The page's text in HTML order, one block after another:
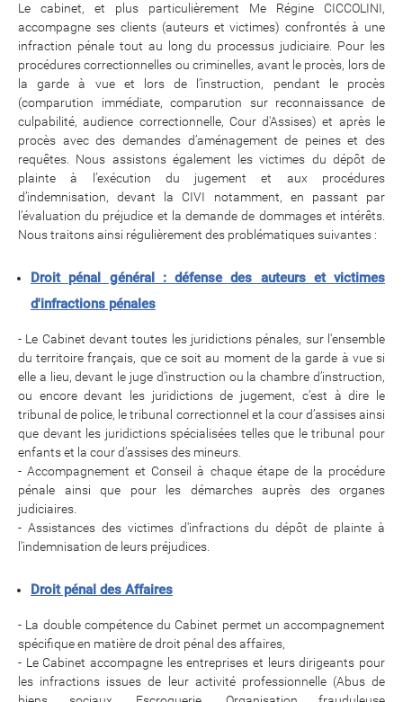
Le cabinet, et plus particulièrement Me Régine CICCOLINI,
accompagne ses clients (auteurs et victimes) confrontés à une
infraction pénale tout au long du processus judiciaire. Pour les
procédures correctionnelles ou criminelles, avant le procès, lors de
la garde à vue et lors de l’instruction, pendant le procès
(comparution immédiate, comparution sur reconnaissance de
culpabilité, audience correctionnelle, Cour d'Assises) et après le
procès avec des demandes d’aménagement de peines et des
requêtes. Nous assistons également les victimes du dépôt de
plainte à l’exécution du jugement et aux procédures
d’indemnisation, devant la CIVI notamment, en passant par
l’évaluation du préjudice et la demande de dommages et intérêts.
Nous traitons ainsi régulièrement des problématiques suivantes :
Droit pénal général : défense des auteurs et victimes
d'infractions pénales
- Le Cabinet devant toutes les juridictions pénales, sur l'ensemble
du territoire français, que ce soit au moment de la garde à vue si
elle a lieu, devant le juge d’instruction ou la chambre d’instruction,
ou encore devant les juridictions de jugement, c’est à dire le
tribunal de police, le tribunal correctionnel et la cour d’assises ainsi
que devant les juridictions spécialisées telles que le tribunal pour
enfants et la cour d’assises des mineurs.
- Accompagnement et Conseil à chaque étape de la procédure
pénale ainsi que pour les démarches auprès des organes
judiciaires.
- Assistances des victimes d'infractions du dépôt de plainte à
l'indemnisation de leurs préjudices.
Droit pénal des Affaires
- La double compétence du Cabinet permet un accompagnement
spécifique en matière de droit pénal des affaires,
- Le Cabinet accompagne les entreprises et leurs dirigeants pour
les infractions issues de leur activité professionnelle (Abus de